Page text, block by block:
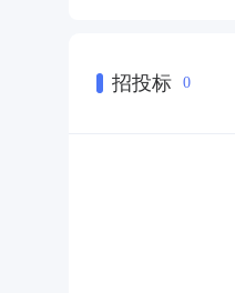
招投标 0